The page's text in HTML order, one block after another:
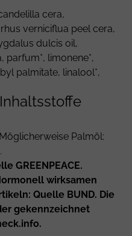
cera,
rhus verniciflua peel cera,
dulcis oil,
parfum*, limonene*,
palmitate, linalool*,
Palmöl:
GREENPEACE.
wirksamen
Quelle BUND. Die
gekennzeichnet